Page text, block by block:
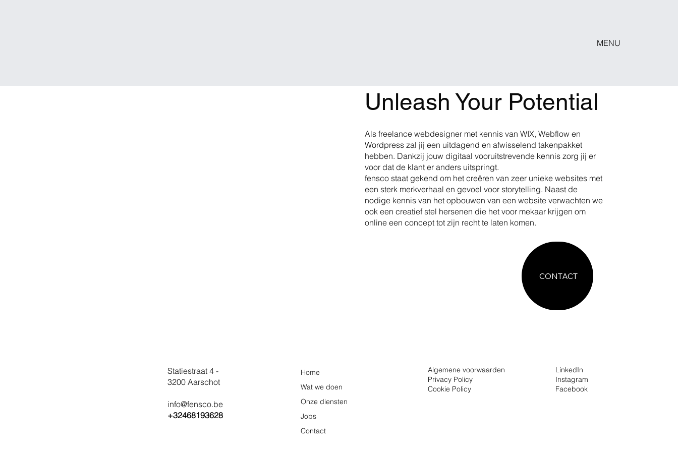
MENU
CONTACT
Als freelance webdesigner met kennis van WIX, Webflow en
Wordpress zal jij een uitdagend en afwisselend takenpakket
hebben. Dankzij jouw digitaal vooruitstrevende kennis zorg jij er
voor dat de klant er anders uitspringt.
fensco staat gekend om het creëren van zeer unieke websites met
een sterk merkverhaal en gevoel voor storytelling. Naast de
nodige kennis van het opbouwen van een website verwachten we
ook een creatief stel hersenen die het voor mekaar krijgen om
online een concept tot zijn recht te laten komen.
Unleash Your Potential
Statiestraat 4 -
3200 Aarschot
info@fensco.be
+32468193628
Home
Wat we doen
Onze diensten
Jobs
Contact
Algemene voorwaarden
Privacy Policy
Cookie Policy
LinkedIn
Instagram
Facebook